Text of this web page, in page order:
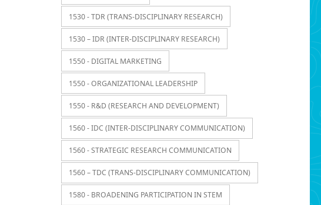
1530 - TDR (TRANS-DISCIPLINARY RESEARCH)
1530 – IDR (INTER-DISCIPLINARY RESEARCH)
1550 - DIGITAL MARKETING
1550 - ORGANIZATIONAL LEADERSHIP
1550 - R&D (RESEARCH AND DEVELOPMENT)
1560 - IDC (INTER-DISCIPLINARY COMMUNICATION)
1560 - STRATEGIC RESEARCH COMMUNICATION
1560 – TDC (TRANS-DISCIPLINARY COMMUNICATION)
1580 - BROADENING PARTICIPATION IN STEM